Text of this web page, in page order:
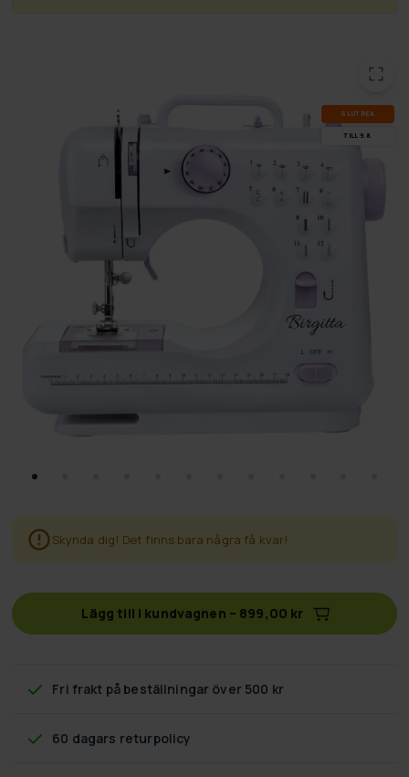
SLUT­REA
TILL 9.8.
Skynda dig! Det finns bara några få kvar!
Lägg till i kundvagnen – 899,00 kr
Fri frakt på beställningar över 500 kr
60 dagars returpolicy